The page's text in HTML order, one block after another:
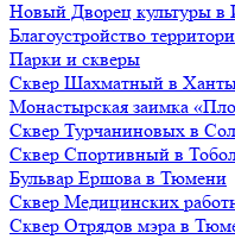
Нoвый Двoрeц культуры
Благоустройство
Парки и скверы
Сквер Шахматный в
Монастырская заимка
Сквер Турчаниновых в
Сквер Спортивный в
Бульвар Ершова в Тюмени
Сквер Медицинских
Сквер Отрядов мэра в